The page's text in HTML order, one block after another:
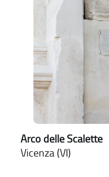
Arco delle Scalette
Vicenza (VI)